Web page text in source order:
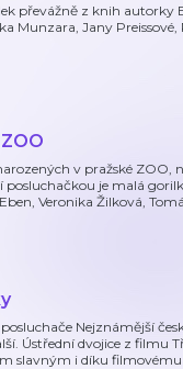
převážně z knih autorky
Munzara, Jany
v pražské ZOO,
je malá
Veronika Žilková,
Nejznámější
Ústřední dvojice z filmu
slavným i díku